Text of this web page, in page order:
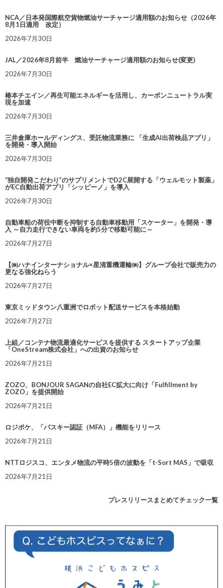
NCA／日本発国際航空貨物燃油サーチャージ適用額のお知らせ（2026年
8月1日適用 改定）
2026年7月30日
JAL／2026年8月前半 燃油サーチャージ適用額のお知らせ(変更)
2026年7月30日
椿本チエイン／再生可能エネルギーを活用し、カーボンニュートラル実
現を加速
2026年7月30日
三井倉庫ホールディングス、受託物流業務に 「生成AI出荷検品アプリ」
を開発・導入開始
2026年7月30日
“独自開発こだわり”のサプリメントでD2C展開する「ウェルモット製薬」
がEC自動出荷アプリ「シッピーノ」を導入
2026年7月30日
自動車船の荷役中断を抑制する自動車移動用「スケーター」を開発・導
入 ～自力走行できない車両を約5分で移動可能に～
2026年7月27日
【㈱ハナインターナショナル×星清重機運輸㈱】グループ会社で販売力の
更なる強化ねらう
2026年7月27日
東京ミッドタウン八重洲でロボット配送サービスを本格始動
2026年7月27日
上組／コンテナ物流最適化サービスを提供する スタートアップ企業
「OneStream株式会社」への出資のお知らせ
2026年7月21日
ZOZO、BONJOUR SAGANの自社EC拡大に向け「Fulfillment by
ZOZO」を提供開始
2026年7月21日
ロジポケ、「パスキー認証（MFA）」機能をリリース
2026年7月21日
NTTロジスコ、エンタメ物流の平時5倍の波動を「t-Sort MAS」で吸収
2026年7月21日
プレスリリースまとめてチェック一覧